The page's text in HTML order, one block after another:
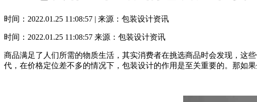
时间：2022.01.25 11:08:57 | 来源：包装设计资讯
时间：2022.01.25 11:08:57 来源：包装设计资讯
商品满足了人们所需的物质生活，其实消费者在挑选商品时会发现，这
代，在价格定位差不多的情况下，包装设计的作用是至关重要的。那如